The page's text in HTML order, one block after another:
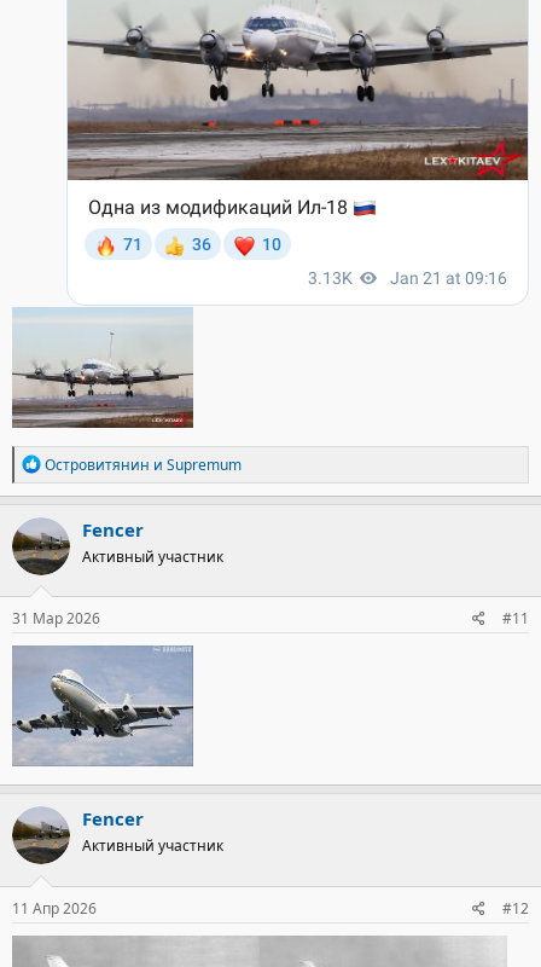
Р
е
а
к
ц
и
и
:
Островитянин и Supremum
Fencer
Активный участник
31 Мар 2026 #11
Fencer
Активный участник
11 Апр 2026 #12